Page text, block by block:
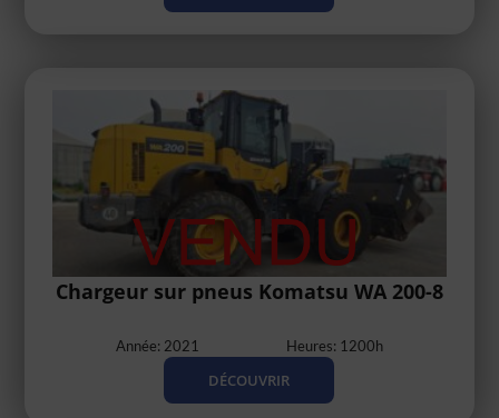
Chargeur sur pneus Komatsu WA 200-8
Année: 2021 Heures: 1200h
DÉCOUVRIR